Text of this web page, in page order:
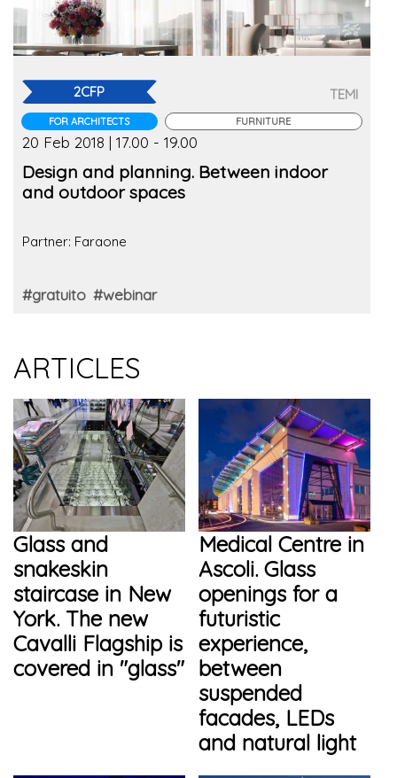
2CFP
FOR ARCHITECTS
TEMI
FURNITURE
20 Feb 2018 | 17.00 - 19.00
Design and planning. Between indoor
and outdoor spaces
Partner: Faraone
#gratuito #webinar
ARTICLES
Glass and
snakeskin
staircase in New
York. The new
Cavalli Flagship is
covered in "glass"
Medical Centre in
Ascoli. Glass
openings for a
futuristic
experience,
between
suspended
facades, LEDs
and natural light